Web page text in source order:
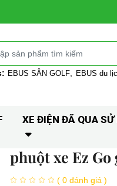
EBUS SÂN GOLF EBUS du
XE ĐIỆN ĐÃ QUA SỬ
phuột xe Ez Go
( 0 đánh giá )